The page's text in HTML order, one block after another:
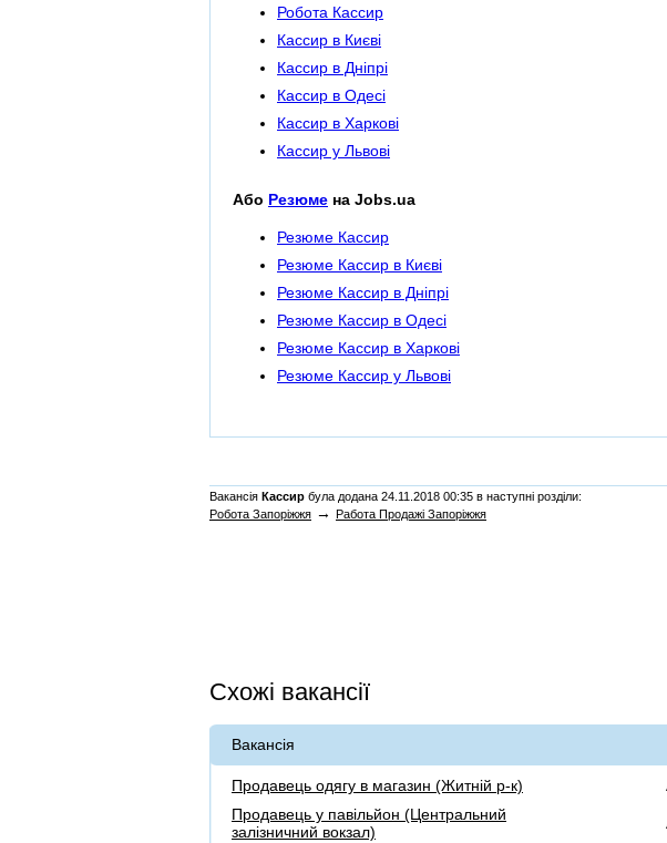
Робота Кассир
Кассир в Києві
Кассир в Дніпрі
Кассир в Одесі
Кассир в Харкові
Кассир у Львові
Або Резюме на Jobs.ua
Резюме Кассир
Резюме Кассир в Києві
Резюме Кассир в Дніпрі
Резюме Кассир в Одесі
Резюме Кассир в Харкові
Резюме Кассир у Львові
Вакансія Кассир була додана 24.11.2018 00:35 в наступні розділи:
Робота Запоріжжя → Работа Продажі Запоріжжя
Схожі вакансії
Вакансія
Продавець одягу в магазин (Житній р-к)
Продавець у павільйон (Центральний
залізничний вокзал)